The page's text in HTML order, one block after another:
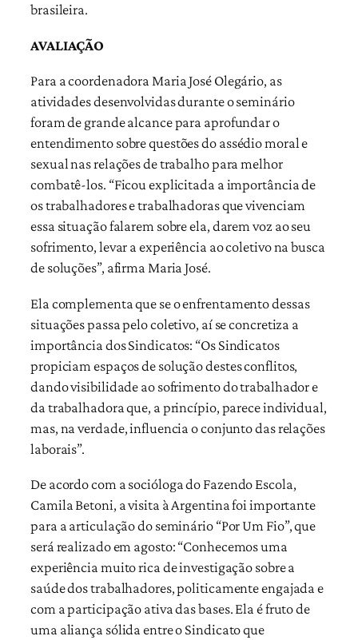
brasileira.
AVALIAÇÃO
Para a coordenadora Maria José Olegário, as
atividades desenvolvidas durante o seminário
foram de grande alcance para aprofundar o
entendimento sobre questões do assédio moral e
sexual nas relações de trabalho para melhor
combatê-los. “Ficou explicitada a importância de
os trabalhadores e trabalhadoras que vivenciam
essa situação falarem sobre ela, darem voz ao seu
sofrimento, levar a experiência ao coletivo na busca
de soluções”, afirma Maria José.
Ela complementa que se o enfrentamento dessas
situações passa pelo coletivo, aí se concretiza a
importância dos Sindicatos: “Os Sindicatos
propiciam espaços de solução destes conflitos,
dando visibilidade ao sofrimento do trabalhador e
da trabalhadora que, a princípio, parece individual,
mas, na verdade, influencia o conjunto das relações
laborais”.
De acordo com a socióloga do Fazendo Escola,
Camila Betoni, a visita à Argentina foi importante
para a articulação do seminário “Por Um Fio”, que
será realizado em agosto: “Conhecemos uma
experiência muito rica de investigação sobre a
saúde dos trabalhadores, politicamente engajada e
com a participação ativa das bases. Ela é fruto de
uma aliança sólida entre o Sindicato que